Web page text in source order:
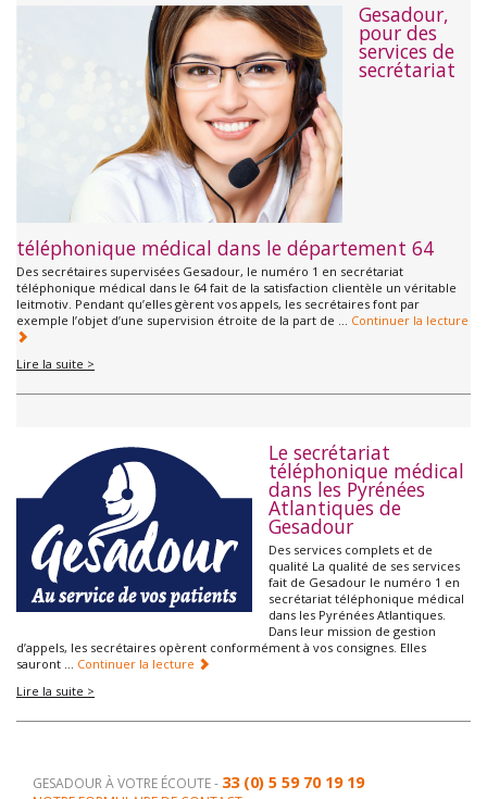
Gesadour,
pour des
services de
secrétariat
téléphonique médical dans le département 64
Des secrétaires supervisées Gesadour, le numéro 1 en secrétariat
téléphonique médical dans le 64 fait de la satisfaction clientèle un véritable
leitmotiv. Pendant qu’elles gèrent vos appels, les secrétaires font par
exemple l’objet d’une supervision étroite de la part de … Continuer la lecture
Lire la suite >
Le secrétariat
téléphonique médical
dans les Pyrénées
Atlantiques de
Gesadour
Des services complets et de
qualité La qualité de ses services
fait de Gesadour le numéro 1 en
secrétariat téléphonique médical
dans les Pyrénées Atlantiques.
Dans leur mission de gestion
d’appels, les secrétaires opèrent conformément à vos consignes. Elles
sauront … Continuer la lecture
Lire la suite >
GESADOUR À VOTRE ÉCOUTE - 33 (0) 5 59 70 19 19